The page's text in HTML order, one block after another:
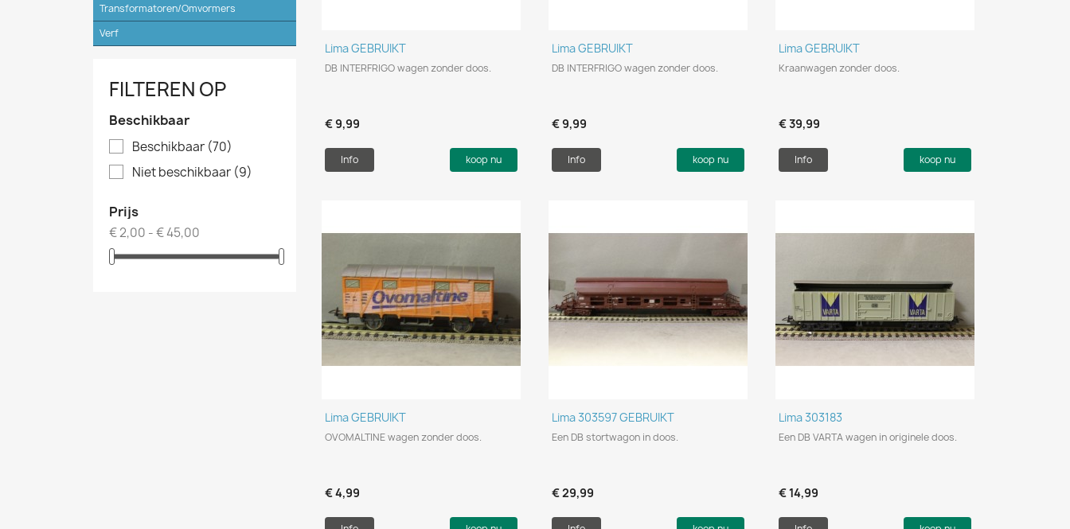
Transformatoren/Omvormers
Verf
FILTEREN OP
Beschikbaar
Beschikbaar (70)
Niet beschikbaar (9)
Prijs
€ 2,00 - € 45,00
Snel bekijken
Lima GEBRUIKT
DB INTERFRIGO wagen zonder doos.
€ 9,99
Info koop nu
Snel bekijken
Lima GEBRUIKT
DB INTERFRIGO wagen zonder doos.
€ 9,99
Info koop nu
Snel bekijken
Lima GEBRUIKT
Kraanwagen zonder doos.
€ 39,99
Info koop nu
Snel bekijken
Lima GEBRUIKT
OVOMALTINE wagen zonder doos.
€ 4,99
Snel bekijken
Lima 303597 GEBRUIKT
Een DB stortwagon in doos.
€ 29,99

Lima 303183
Een DB VARTA wagen in originele doos.
€ 14,99